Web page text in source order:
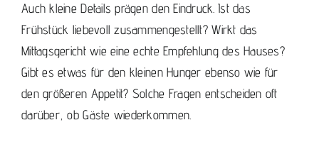
Auch kleine Details prägen den Eindruck. Ist das
Frühstück liebevoll zusammengestellt? Wirkt das
Mittagsgericht wie eine echte Empfehlung des Hauses?
Gibt es etwas für den kleinen Hunger ebenso wie für
den größeren Appetit? Solche Fragen entscheiden oft
darüber, ob Gäste wiederkommen.